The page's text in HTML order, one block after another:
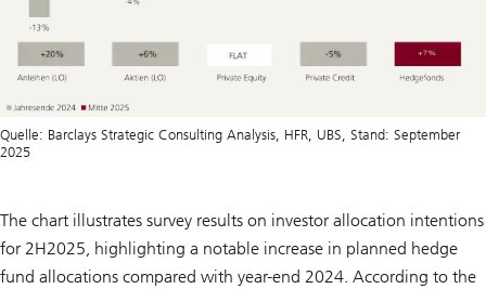
Quelle: Barclays Strategic Consulting Analysis, HFR, UBS, Stand: September
2025
The chart illustrates survey results on investor allocation intentions
for 2H2025, highlighting a notable increase in planned hedge
fund allocations compared with year-end 2024. According to the